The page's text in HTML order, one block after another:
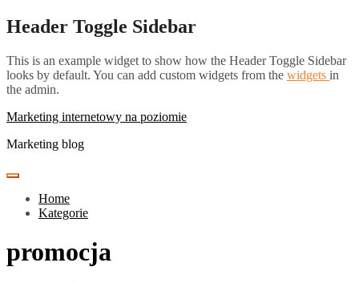
Skip
to
Header Toggle Sidebar
This is an example widget to show how the Header Toggle Sidebar
looks by default. You can add custom widgets from the widgets in
the admin.
Marketing internetowy na poziomie
Marketing blog
Home
Kategorie
promocja